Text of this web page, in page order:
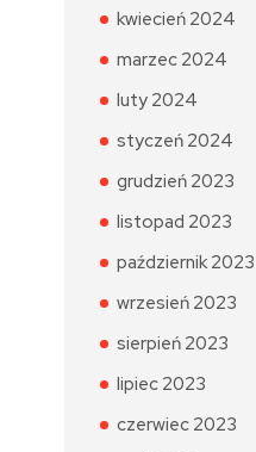
kwiecień 2024
marzec 2024
luty 2024
styczeń 2024
grudzień 2023
listopad 2023
październik 2023
wrzesień 2023
sierpień 2023
lipiec 2023
czerwiec 2023